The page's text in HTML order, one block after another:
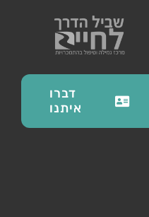
דברו
איתנו